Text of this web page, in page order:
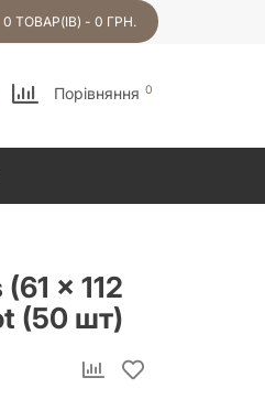
0 ТОВАР(ІВ) - 0 ГРН.
Порівняння 0
x 112
(50 шт)